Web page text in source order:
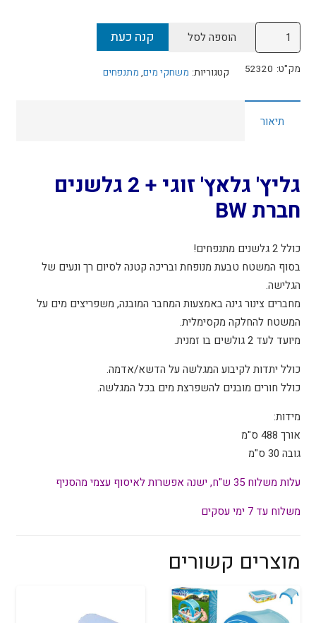
כמות
של
גליץ'
זוגי
חברת
BW
הוספה לסל קנה כעת
מק"ט: 52320 קטגוריות: משחקי מים, מתנפחים
תיאור
גליץ' גלאץ' זוגי + 2 גלשנים
חברת BW
כולל 2 גלשנים מתנפחים!
בסוף המשטח טבעת מנופחת ובריכה קטנה לסיום רך ונעים של
הגלישה.
מחברים צינור גינה באמצעות המחבר המובנה, משפריצים מים על
המשטח להחלקה מקסימלית.
מיועד לעד 2 גולשים בו זמנית.
כולל יתדות לקיבוע המגלשה על הדשא/אדמה.
כולל חורים מובנים להשפרצת מים בכל המגלשה.
מידות:
אורך 488 ס"מ
גובה 30 ס"מ
עלות משלוח 35 ש"ח, ישנה אפשרות לאיסוף עצמי מהסניף
משלוח עד 7 ימי עסקים
מוצרים קשורים